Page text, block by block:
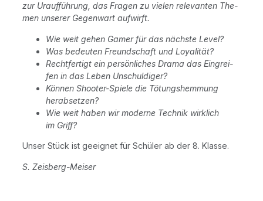
zur Urauf­füh­rung, das Fra­gen zu vie­len rele­van­ten The­
men unse­rer Gegen­wart aufwirft.
Wie weit gehen Gamer für das nächs­te Level?
Was bedeu­ten Freund­schaft und Loyalität?
Recht­fer­tigt ein per­sön­li­ches Dra­ma das Ein­grei­
fen in das Leben Unschuldiger?
Kön­nen Shoo­ter-Spie­le die Tötungs­hem­mung
herabsetzen?
Wie weit haben wir moder­ne Tech­nik wirk­lich
im Griff?
Unser Stück ist geeig­net für Schü­ler ab der 8. Klasse.
S. Zeisberg-Mei­ser